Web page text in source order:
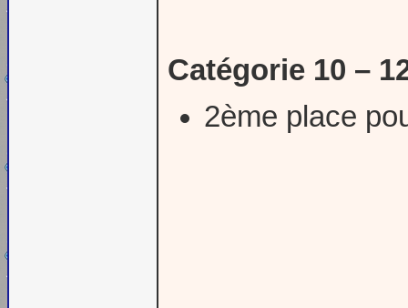
Catégorie 10 –
2ème place